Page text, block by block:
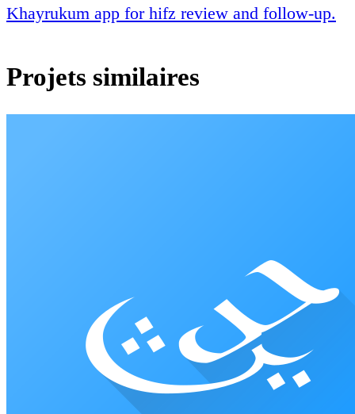
Khayrukum app for hifz review and follow-up.
Projets similaires